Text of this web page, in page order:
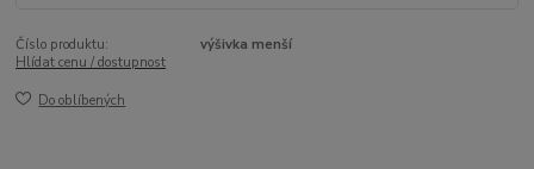
Číslo produktu:
výšivka menší
Hlídat cenu / dostupnost
Do oblíbených